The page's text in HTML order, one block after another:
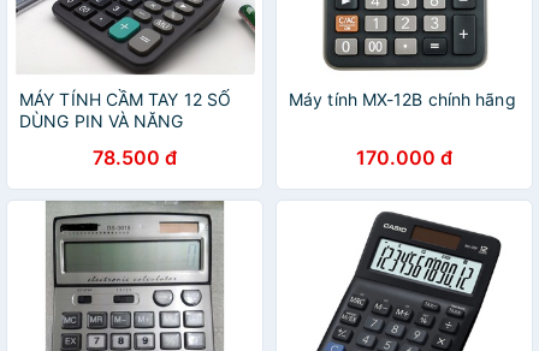
MÁY TÍNH CẦM TAY 12 SỐ
DÙNG PIN VÀ NĂNG
78.500 đ
Máy tính MX-12B chính hãng
170.000 đ